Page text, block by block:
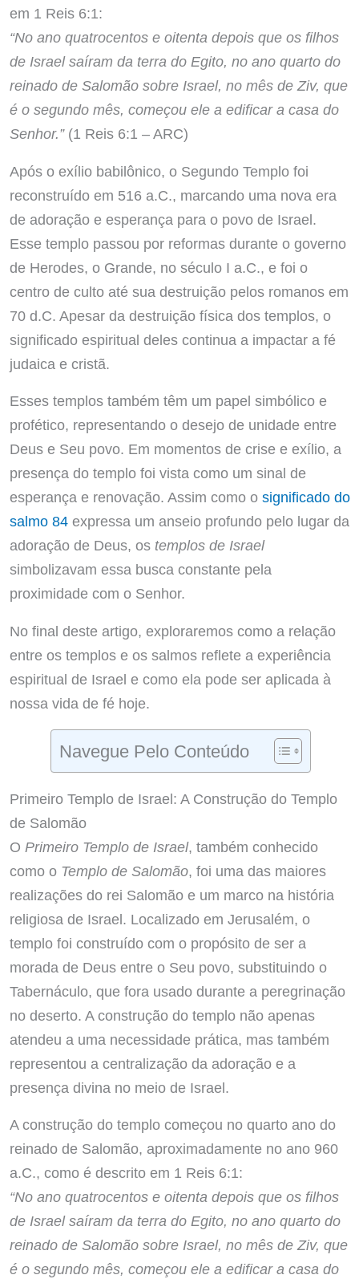
em 1 Reis 6:1:
“No ano quatrocentos e oitenta depois que os filhos
de Israel saíram da terra do Egito, no ano quarto do
reinado de Salomão sobre Israel, no mês de Ziv, que
é o segundo mês, começou ele a edificar a casa do
Senhor.”(1 Reis 6:1 – ARC)
Após o exílio babilônico, o Segundo Templo foi
reconstruído em 516 a.C., marcando uma nova era
de adoração e esperança para o povo de Israel.
Esse templo passou por reformas durante o governo
de Herodes, o Grande, no século I a.C., e foi o
centro de culto até sua destruição pelos romanos em
70 d.C. Apesar da destruição física dos templos, o
significado espiritual deles continua a impactar a fé
judaica e cristã.
Esses templos também têm um papel simbólico e
profético, representando o desejo de unidade entre
Deus e Seu povo. Em momentos de crise e exílio, a
presença do templo foi vista como um sinal de
esperança e renovação. Assim como o significado do
salmo 84expressa um anseio profundo pelo lugar da
adoração de Deus, os templos de Israel
simbolizavam essa busca constante pela
proximidade com o Senhor.
No final deste artigo, exploraremos como a relação
entre os templos e os salmos reflete a experiência
espiritual de Israel e como ela pode ser aplicada à
nossa vida de fé hoje.
Navegue Pelo Conteúdo
Primeiro Templo de Israel: A Construção do Templo
de Salomão
O Primeiro Templo de Israel, também conhecido
como o Templo de Salomão, foi uma das maiores
realizações do rei Salomão e um marco na história
religiosa de Israel. Localizado em Jerusalém, o
templo foi construído com o propósito de ser a
morada de Deus entre o Seu povo, substituindo o
Tabernáculo, que fora usado durante a peregrinação
no deserto. A construção do templo não apenas
atendeu a uma necessidade prática, mas também
representou a centralização da adoração e a
presença divina no meio de Israel.
A construção do templo começou no quarto ano do
reinado de Salomão, aproximadamente no ano 960
a.C., como é descrito em 1 Reis 6:1:
“No ano quatrocentos e oitenta depois que os filhos
de Israel saíram da terra do Egito, no ano quarto do
reinado de Salomão sobre Israel, no mês de Ziv, que
é o segundo mês, começou ele a edificar a casa do